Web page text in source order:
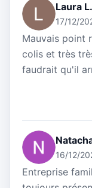
Laura L.
17/12/
Mauvais point
colis et très
faudrait qu'il
16/12/
Entreprise